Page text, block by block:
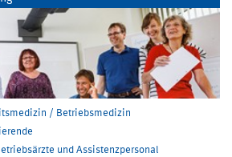
/ Betriebsmedizin
und Assistenzpersonal